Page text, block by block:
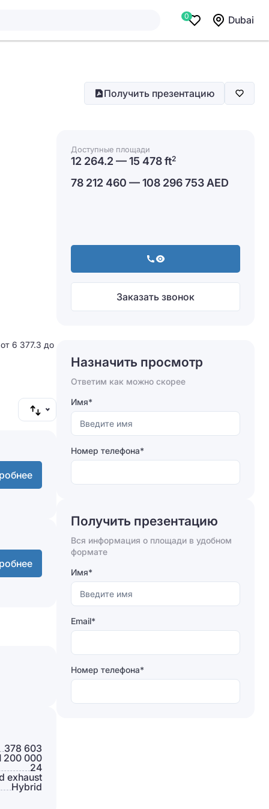
0 Dubai
Получить презентацию
Доступные площади
12 264.2 — 15 478 ft2
78 212 460 — 108 296 753 AED
Заказать звонок
6 377.3 до
378 603
200 000
24
exhaust
Hybrid
Назначить просмотр
Ответим как можно скорее
Имя*
Номер телефона*
Отправляя форму, вы соглашаетесь на
Отправить
Получить презентацию
Вся информация о площади в удобном
формате
Имя*
Email*
Номер телефона*